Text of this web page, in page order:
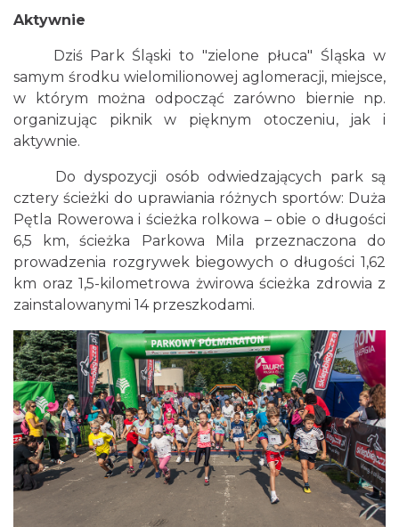
Aktywnie
Dziś Park Śląski to "zielone płuca" Śląska w
samym środku wielomilionowej aglomeracji, miejsce,
w którym można odpocząć zarówno biernie np.
organizując piknik w pięknym otoczeniu, jak i
aktywnie.
Do dyspozycji osób odwiedzających park są
cztery ścieżki do uprawiania różnych sportów: Duża
Pętla Rowerowa i ścieżka rolkowa – obie o długości
6,5 km, ścieżka Parkowa Mila przeznaczona do
prowadzenia rozgrywek biegowych o długości 1,62
km oraz 1,5-kilometrowa żwirowa ścieżka zdrowia z
zainstalowanymi 14 przeszkodami.